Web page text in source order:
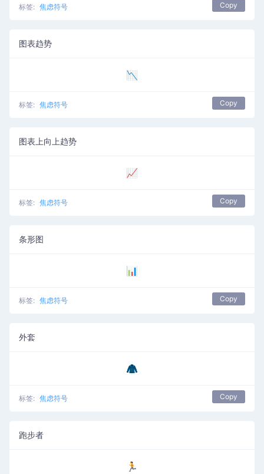
标签: 焦虑符号 Copy
图表趋势
📉
标签: 焦虑符号 Copy
图表上向上趋势
📈
标签: 焦虑符号 Copy
条形图
📊
标签: 焦虑符号 Copy
外套
🧥
标签: 焦虑符号 Copy
跑步者
🏃